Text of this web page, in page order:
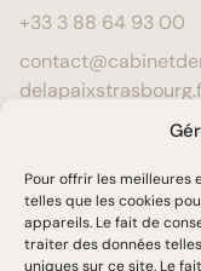
Pour offrir les meilleures
telles que les cookies
appareils. Le fait de
traiter des données
uniques sur ce site. Le
+33 3 88 64 93 00
24 avenue de la
(RDC, accès PMR)
Prendre rendez-